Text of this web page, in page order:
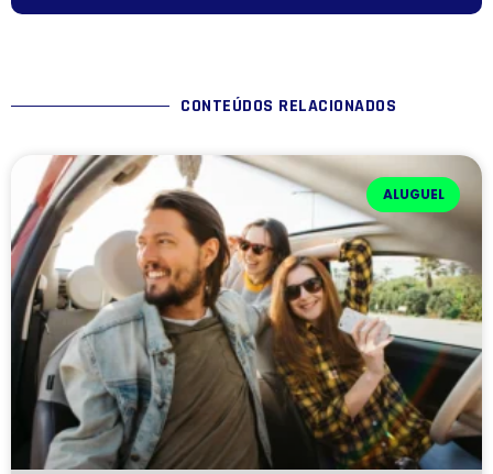
CONTEÚDOS RELACIONADOS
ALUGUEL